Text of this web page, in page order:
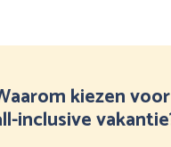
kiezen
inclusive